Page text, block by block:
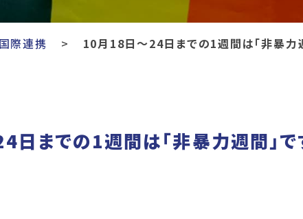
際連携 10月18日～24日までの1週間は「非暴力週
までの1週間は「非暴力週間」で